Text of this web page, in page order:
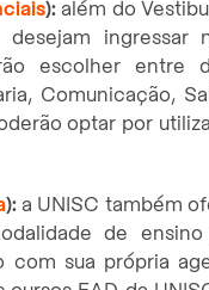
):além do
ingressar
escolher entre
Comunicação,
optar por
): a UNISC também
de
sua própria